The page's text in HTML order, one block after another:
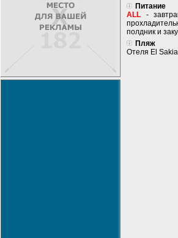
Питание
ALL -
полдник и
Пляж
Отеля El